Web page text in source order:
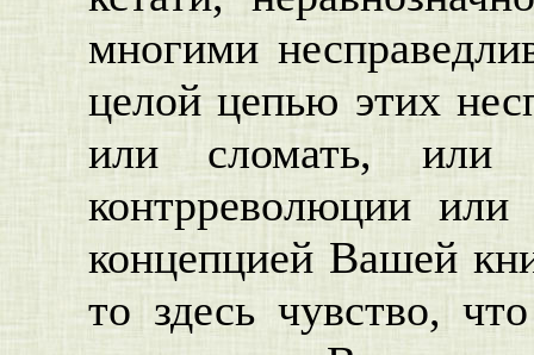
многими
целой цепью этих
или сломать, или
контрреволюции
концепцией Вашей
то здесь чувство,